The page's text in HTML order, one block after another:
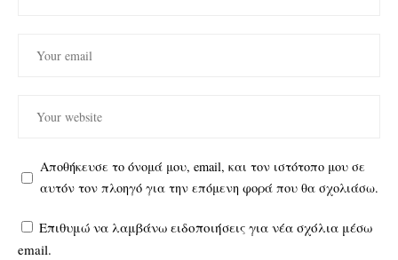
Αποθήκευσε το όνομά μου, email, και τον ιστότοπο μου σε
αυτόν τον πλοηγό για την επόμενη φορά που θα σχολιάσω.
Επιθυμώ να λαμβάνω ειδοποιήσεις για νέα σχόλια μέσω
email.